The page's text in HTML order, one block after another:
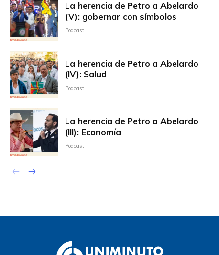
La herencia de Petro a Abelardo
(V): gobernar con símbolos
Podcast
La herencia de Petro a Abelardo
(IV): Salud
Podcast
La herencia de Petro a Abelardo
(III): Economía
Podcast